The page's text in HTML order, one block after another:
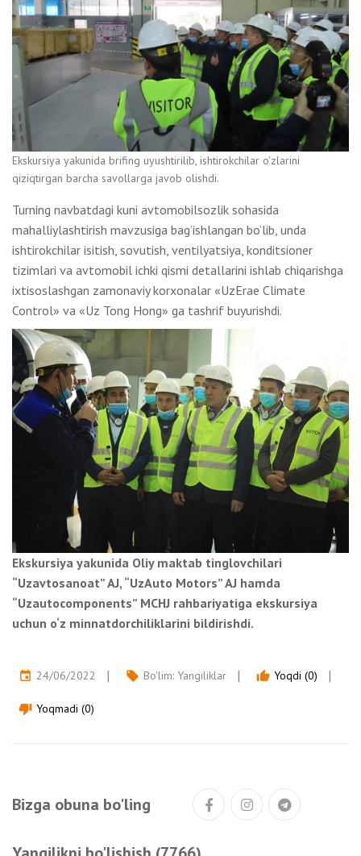
Ekskursiya yakunida brifing uyushtirilib, ishtirokchilar o'zlarini
qiziqtirgan barcha savollarga javob olishdi.
Turning navbatdagi kuni avtomobilsozlik sohasida
mahalliylashtirish mavzusiga bag’ishlangan bo’lib, unda
ishtirokchilar isitish, sovutish, ventilyatsiya, konditsioner
tizimlari va avtomobil ichki qismi detallarini ishlab chiqarishga
ixtisoslashgan zamonaviy korxonalar «UzErae Climate
Control» va «Uz Tong Hong» ga tashrif buyurishdi.
Ekskursiya yakunida Oliy maktab tinglovchilari
“Uzavtosanoat” AJ, “UzAuto Motors” AJ hamda
“Uzautocomponents” MCHJ rahbariyatiga ekskursiya
uchun o‘z minnatdorchiliklarini bildirishdi.
event 24/06/2022 local_offer Bo'lim: Yangiliklar thumb_up Yoqdi (0)
thumb_down Yoqmadi (0)
Bizga obuna bo'ling